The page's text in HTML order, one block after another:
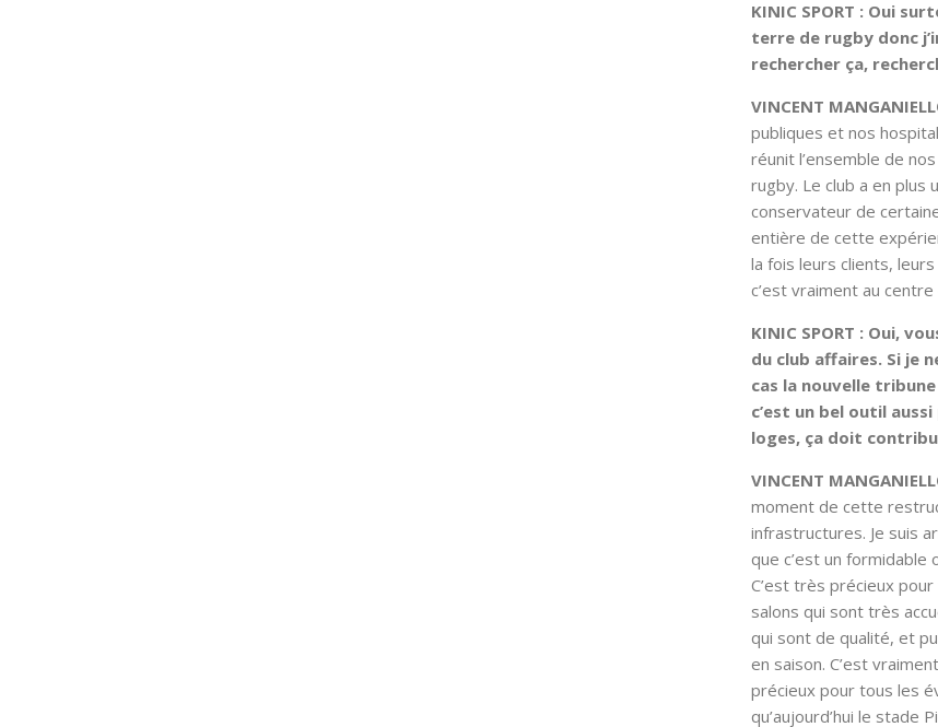
KINIC SPORT : Oui
terre de rugby donc
rechercher ça,
VINCENT
publiques et nos
réunit l’ensemble de
rugby. Le club a en plus
conservateur de
entière de cette
la fois leurs clients,
c’est vraiment au centre
KINIC SPORT : Oui,
du club affaires. Si je
cas la nouvelle
c’est un bel outil
loges, ça doit
VINCENT
moment de cette
infrastructures. Je suis
que c’est un
C’est très précieux
salons qui sont très
qui sont de qualité, et
en saison. C’est
précieux pour tous les
qu’aujourd’hui le stade